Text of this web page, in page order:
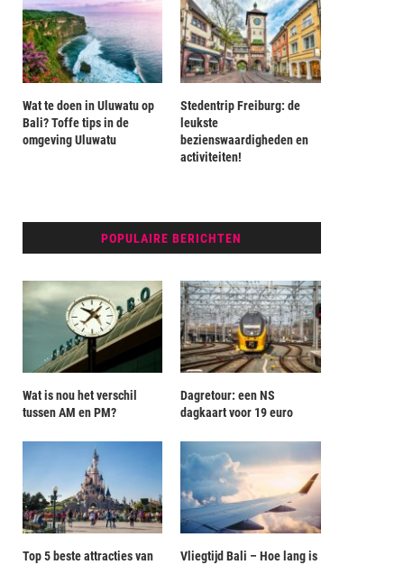
Wat te doen in Uluwatu op
Bali? Toffe tips in de
omgeving Uluwatu
Stedentrip Freiburg: de
leukste
bezienswaardigheden en
activiteiten!
POPULAIRE BERICHTEN
Wat is nou het verschil
tussen AM en PM?
Dagretour: een NS
dagkaart voor 19 euro
Top 5 beste attracties van
Vliegtijd Bali – Hoe lang is